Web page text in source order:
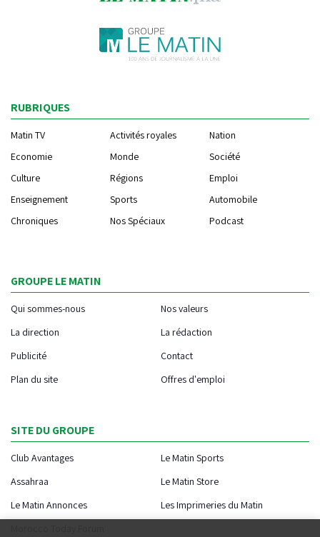
RUBRIQUES
Matin TV Activités royales
Nation
Economie
Monde
Société
Culture
Régions
Emploi
Enseignement
Sports
Automobile
Chroniques
Nos Spéciaux Podcast
GROUPE LE MATIN
Qui sommes-nous
Nos valeurs
La direction
La rédaction
Publicité
Contact
Plan du site
Offres d'emploi
SITE DU GROUPE
Club Avantages
Le Matin Sports
Assahraa
Le Matin Store
Le Matin Annonces
Les Imprimeries du Matin